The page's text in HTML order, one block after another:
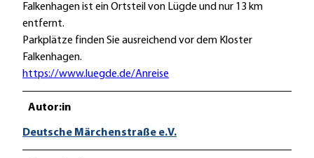
Falkenhagen ist ein Ortsteil von Lügde und nur 13 km
entfernt.
Parkplätze finden Sie ausreichend vor dem Kloster
Falkenhagen.
https://www.luegde.de/Anreise
Autor:in
Deutsche Märchenstraße e.V.